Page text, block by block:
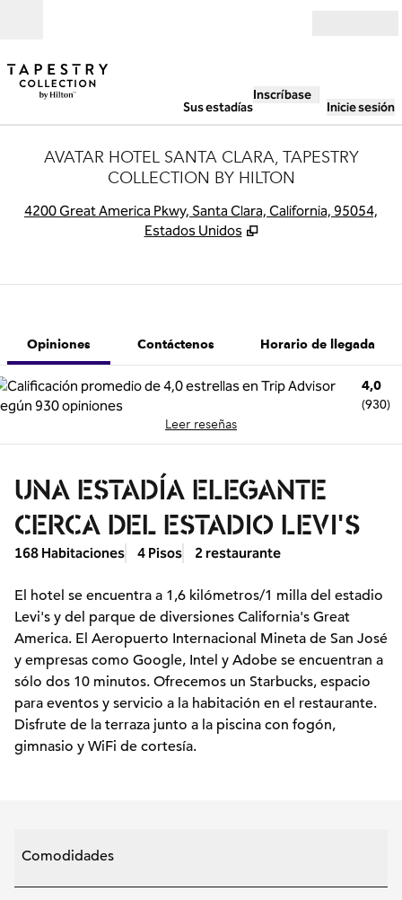
Sus estadías
Inscríbase
Inicie sesión
AVATAR HOTEL SANTA CLARA, TAPESTRY
COLLECTION BY HILTON
4200 Great America Pkwy, Santa Clara, California, 95054,
Estados Unidos
Opiniones Contáctenos Horario de llegada
4,0
(930)
Leer reseñas
UNA ESTADÍA ELEGANTE
CERCA DEL ESTADIO LEVI'S
168 Habitaciones 4 Pisos 2 restaurante
El hotel se encuentra a 1,6 kilómetros/1 milla del estadio
Levi's y del parque de diversiones California's Great
America. El Aeropuerto Internacional Mineta de San José
y empresas como Google, Intel y Adobe se encuentran a
sólo dos 10 minutos. Ofrecemos un Starbucks, espacio
para eventos y servicio a la habitación en el restaurante.
Disfrute de la terraza junto a la piscina con fogón,
gimnasio y WiFi de cortesía.
Comodidades